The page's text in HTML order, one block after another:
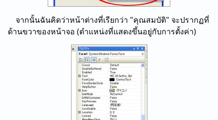
จากนั้นฉันคิดว่าหน้าต่างที่เรียกว่า "คุณสมบัติ" จะปรากฏที่
ด้านขวาของหน้าจอ (ตําแหน่งที่แสดงขึ้นอยู่กับการตั้งค่า)